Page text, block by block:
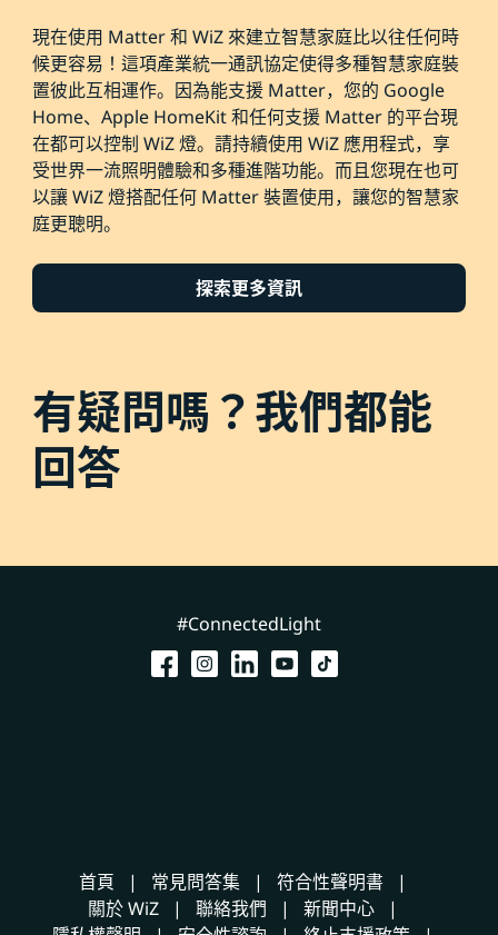
現在使用 Matter 和 WiZ 來建立智慧家庭比以往任何時
候更容易！這項產業統一通訊協定使得多種智慧家庭裝
置彼此互相運作。因為能支援 Matter，您的 Google
Home、Apple HomeKit 和任何支援 Matter 的平台現
在都可以控制 WiZ 燈。請持續使用 WiZ 應用程式，享
受世界一流照明體驗和多種進階功能。而且您現在也可
以讓 WiZ 燈搭配任何 Matter 裝置使用，讓您的智慧家
庭更聰明。
探索更多資訊
有疑問嗎？我們都能
回答
#ConnectedLight
首頁 常見問答集
符合性聲明書
關於 WiZ
聯絡我們
新聞中心